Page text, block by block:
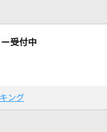
受付中
ング